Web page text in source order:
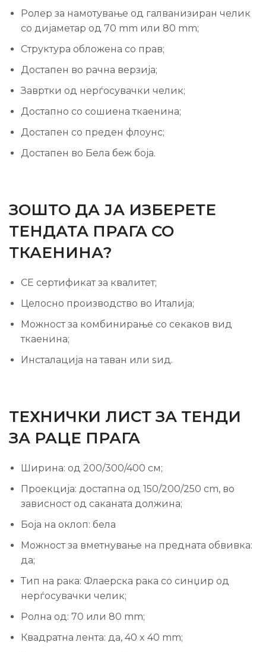
Ролер за намотување од галванизиран челик
со дијаметар од 70 mm или 80 mm;
Структура обложена со прав;
Достапен во рачна верзија;
Завртки од нерѓосувачки челик;
Достапно со сошиена ткаенина;
Достапен со преден флоунс;
Достапен во Бела беж боја.
ЗОШТО ДА ЈА ИЗБЕРЕТЕ
ТЕНДАТА ПРАГА СО
ТКАЕНИНА?
CE сертификат за квалитет;
Целосно производство во Италија;
Можност за комбинирање со секаков вид
ткаенина;
Инсталација на таван или ѕид.
ТЕХНИЧКИ ЛИСТ ЗА ТЕНДИ
ЗА РАЦЕ ПРАГА
Ширина: од 200/300/400 см;
Проекција: достапна од 150/200/250 cm, во
зависност од саканата должина;
Боја на оклоп: бела
Можност за вметнување на предната обвивка:
да;
Тип на рака: Флаерска рака со синџир од
нерѓосувачки челик;
Ролна од: 70 или 80 mm;
Квадратна лента: да, 40 x 40 mm;